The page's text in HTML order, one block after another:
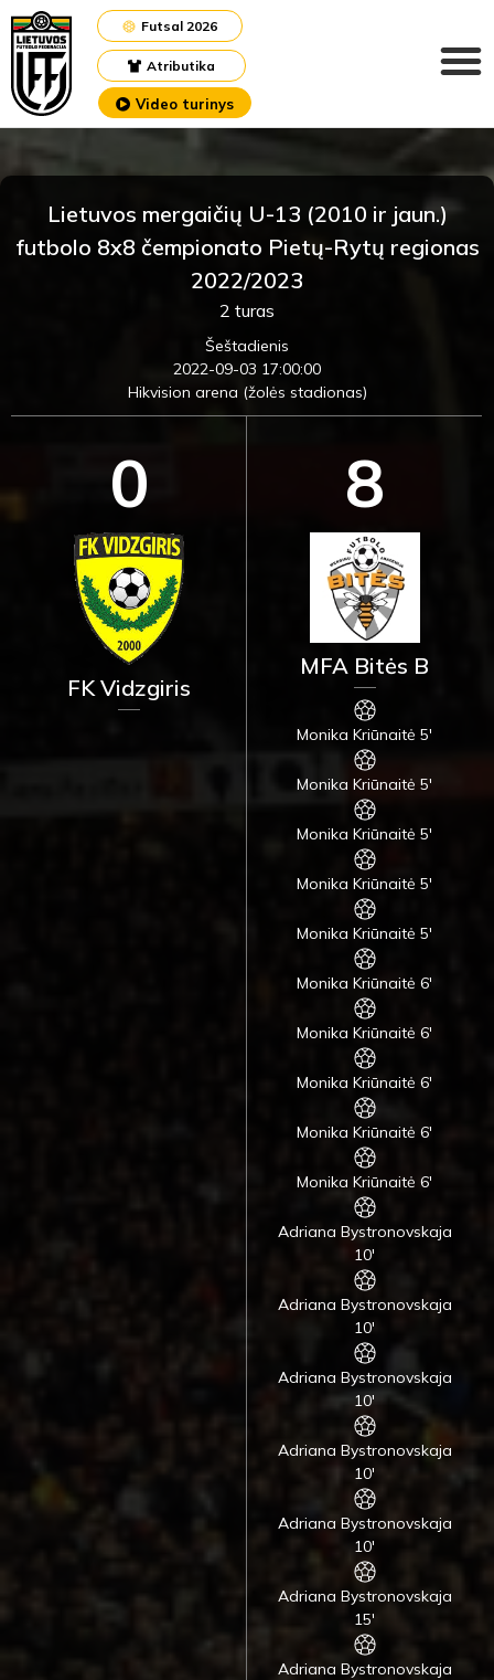
Atributika
Futsal 2026
Video turinys
Lietuvos mergaičių U-13 (2010 ir jaun.)
futbolo 8x8 čempionato Pietų-Rytų regionas
2022/2023
2 turas
Šeštadienis
2022-09-03 17:00:00
Hikvision arena (žolės stadionas)
0
FK Vidzgiris
8
MFA Bitės B
Monika Kriūnaitė 5'
Monika Kriūnaitė 5'
Monika Kriūnaitė 5'
Monika Kriūnaitė 5'
Monika Kriūnaitė 5'
Monika Kriūnaitė 6'
Monika Kriūnaitė 6'
Monika Kriūnaitė 6'
Monika Kriūnaitė 6'
Monika Kriūnaitė 6'
Adriana Bystronovskaja
10'
Adriana Bystronovskaja
10'
Adriana Bystronovskaja
10'
Adriana Bystronovskaja
10'
Adriana Bystronovskaja
10'
Adriana Bystronovskaja
15'
Adriana Bystronovskaja